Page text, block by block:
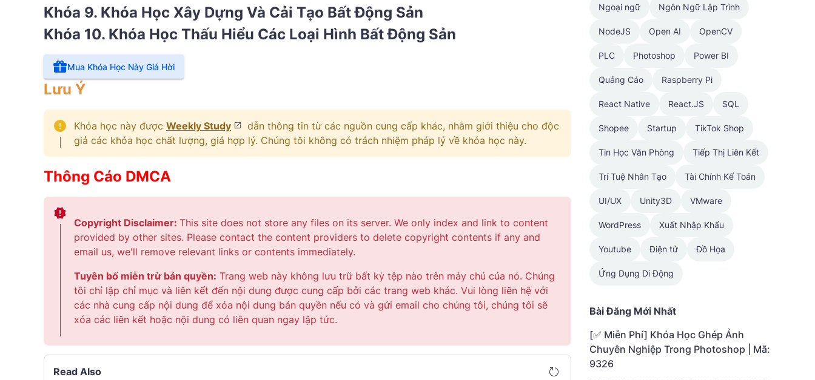
Khóa 9. Khóa Học Xây Dựng Và Cải Tạo Bất Động Sản
Khóa 10. Khóa Học Thấu Hiểu Các Loại Hình Bất Động Sản
Mua Khóa Học Này Giá Hời
Lưu Ý
Khóa học này được Weekly Study
dẫn thông tin từ các nguồn cung cấp khác, nhằm giới thiệu cho độc
giả các khóa học chất lượng, giá hợp lý. Chúng tôi không có trách nhiệm pháp lý về khóa học này.
Thông Cáo DMCA
Copyright Disclaimer: This site does not store any files on its server. We only index and link to content
provided by other sites. Please contact the content providers to delete copyright contents if any and
email us, we'll remove relevant links or contents immediately.
Tuyên bố miễn trừ bản quyền: Trang web này không lưu trữ bất kỳ tệp nào trên máy chủ của nó. Chúng
tôi chỉ lập chỉ mục và liên kết đến nội dung được cung cấp bởi các trang web khác. Vui lòng liên hệ với
các nhà cung cấp nội dung để xóa nội dung bản quyền nếu có và gửi email cho chúng tôi, chúng tôi sẽ
xóa các liên kết hoặc nội dung có liên quan ngay lập tức.
Read Also
Ngoại ngữ Ngôn Ngữ Lập Trình
NodeJS Open AI OpenCV
PLC Photoshop Power BI
Quảng Cáo Raspberry Pi
React Native React.JS SQL
Shopee Startup TikTok Shop
Tin Học Văn Phòng Tiếp Thị Liên Kết
Trí Tuệ Nhân Tạo Tài Chính Kế Toán
UI/UX Unity3D VMware
WordPress Xuất Nhập Khẩu
Youtube Điện tử Đồ Họa
Ứng Dụng Di Động
Bài Đăng Mới Nhất
[✅ Miễn Phí] Khóa Học Ghép Ảnh
Chuyên Nghiệp Trong Photoshop | Mã:
9326